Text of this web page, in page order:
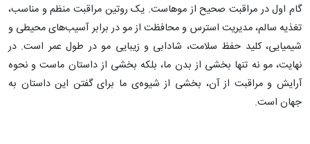
گام اول در مراقبت صحیح از موهاست. یک روتین مراقبت منظم و مناسب،
تغذیه سالم، مدیریت استرس و محافظت از مو در برابر آسیب‌های محیطی و
شیمیایی، کلید حفظ سلامت، شادابی و زیبایی مو در طول عمر است. در
نهایت، مو نه تنها بخشی از بدن ما، بلکه بخشی از داستان ماست و نحوه
آرایش و مراقبت از آن، بخشی از شیوه‌ی ما برای گفتن این داستان به
جهان است.